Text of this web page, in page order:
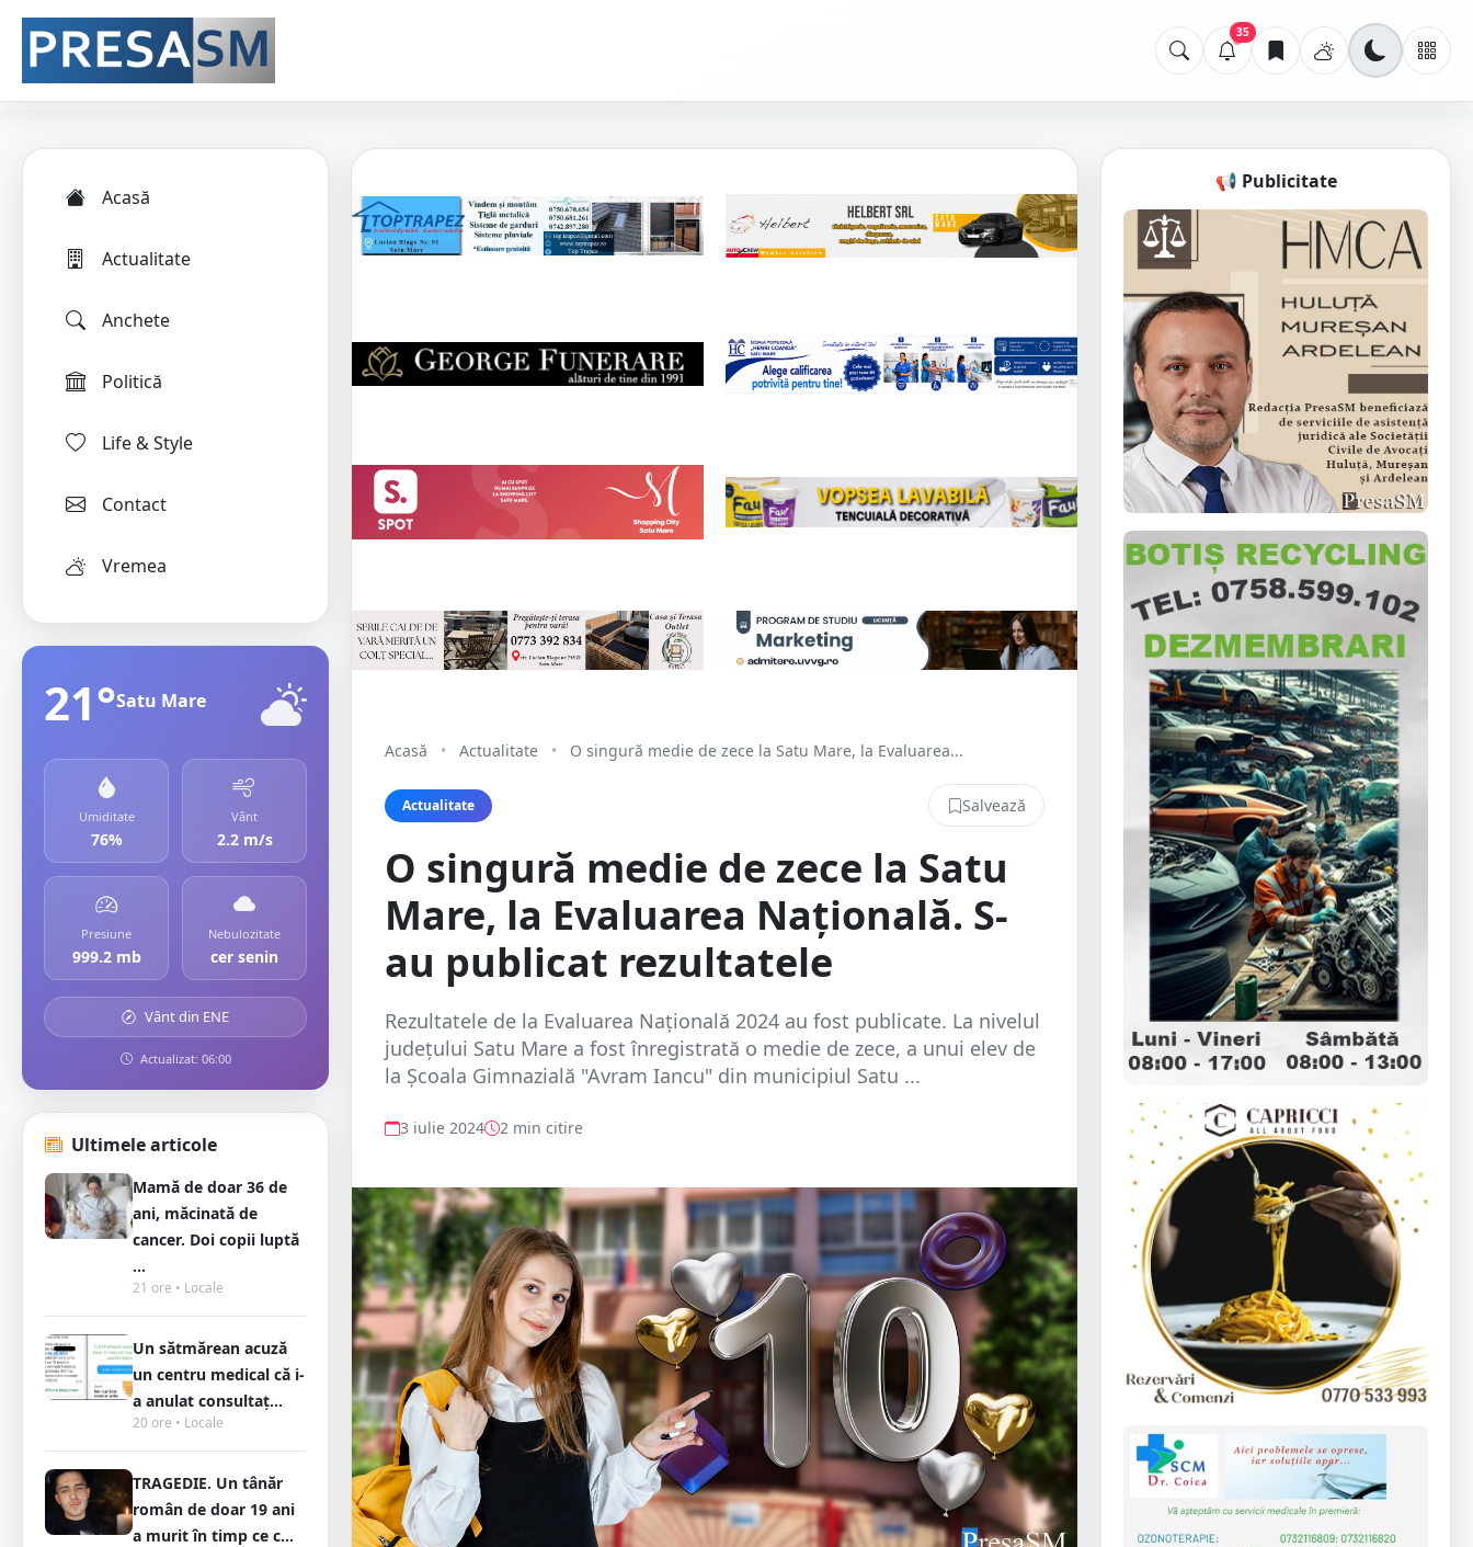
35
Acasă
Actualitate
Anchete
Politică
Life & Style
Contact
Vremea
21°Satu Mare
Umiditate
76%
Vânt
2.2 m/s
Presiune
999.2 mb
Nebulozitate
cer senin
Vânt din ENE
Actualizat: 06:00
Ultimele articole
Mamă de doar 36 de
ani, măcinată de
cancer. Doi copii luptă
...
21 ore • Locale
Un sătmărean acuză
un centru medical că i-
a anulat consultaț...
20 ore • Locale
TRAGEDIE. Un tânăr
român de doar 19 ani
a murit în timp ce c...
Acasă • Actualitate • O singură medie de zece la Satu Mare, la Evaluarea...
Actualitate Salvează
O singură medie de zece la Satu
Mare, la Evaluarea Națională. S-
au publicat rezultatele
Rezultatele de la Evaluarea Națională 2024 au fost publicate. La nivelul
județului Satu Mare a fost înregistrată o medie de zece, a unui elev de
la Școala Gimnazială "Avram Iancu" din municipiul Satu ...
3 iulie 2024 2 min citire
📢 Publicitate